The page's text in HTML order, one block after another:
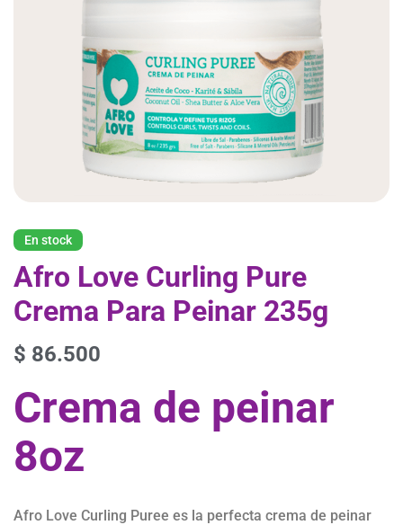
En stock
Afro Love Curling Pure
Crema Para Peinar 235g
$ 86.500
Crema de peinar
8oz
Afro Love Curling Puree es la perfecta crema de peinar